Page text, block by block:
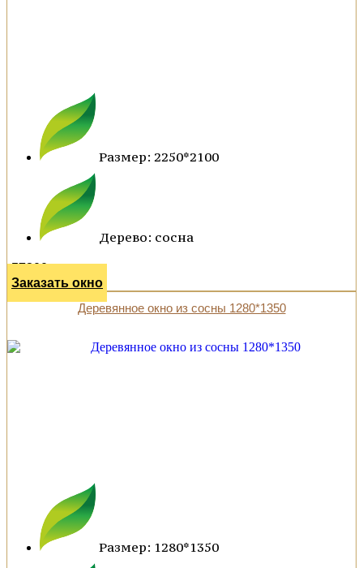
Размер: 2250*2100
Дерево: сосна
57200 р.
Заказать окно
Деревянное окно из сосны 1280*1350
Размер: 1280*1350